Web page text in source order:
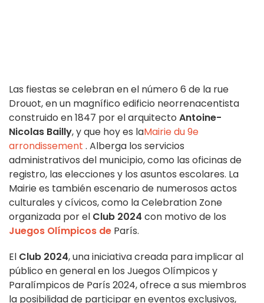
Las fiestas se celebran en el número 6 de la rue
Drouot, en un magnífico edificio neorrenacentista
construido en 1847 por el arquitecto Antoine-
Nicolas Bailly, y que hoy es laMairie du 9e
arrondissement . Alberga los servicios
administrativos del municipio, como las oficinas de
registro, las elecciones y los asuntos escolares. La
Mairie es también escenario de numerosos actos
culturales y cívicos, como la Celebration Zone
organizada por el Club 2024 con motivo de los
Juegos Olímpicos de París.
El Club 2024, una iniciativa creada para implicar al
público en general en los Juegos Olímpicos y
Paralímpicos de París 2024, ofrece a sus miembros
la posibilidad de participar en eventos exclusivos,